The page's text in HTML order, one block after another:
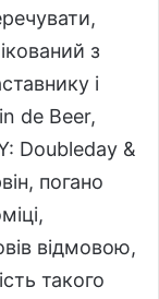
з
і
de Beer,
Doubleday &
погано
відмовою,
такого